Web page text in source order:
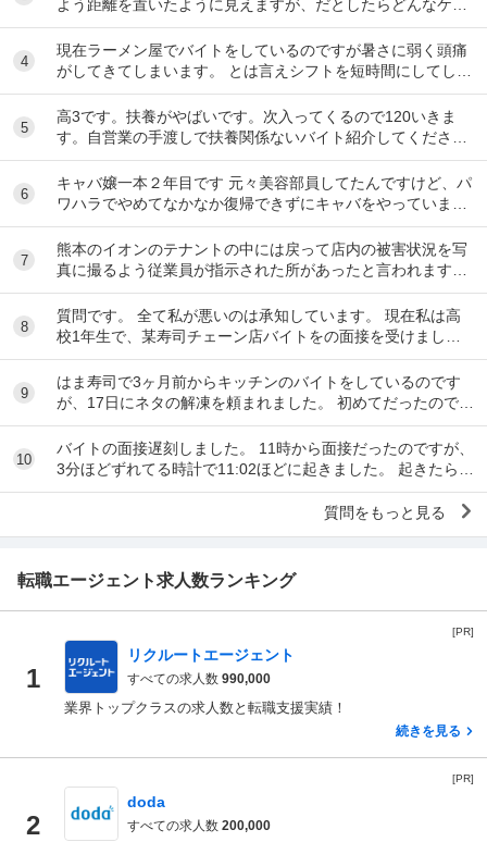
よう距離を置いたように見えますが、だとしたらどんなケー
スが考えられますか？ ①大恩人を一人で養わな...
4
現在ラーメン屋でバイトをしているのですが暑さに弱く頭痛
がしてきてしまいます。 とは言えシフトを短時間にしてしま
うとあまり稼げないのでバイトを変えたいと思っ...
5
高3です。扶養がやばいです。次入ってくるので120いきま
す。自営業の手渡しで扶養関係ないバイト紹介してくださ
い。大阪市です
6
キャバ嬢一本２年目です 元々美容部員してたんですけど、パ
ワハラでやめてなかなか復帰できずにキャバをやっています
昼間の仕事復帰したいのですが、またパワハラ...
7
熊本のイオンのテナントの中には戻って店内の被害状況を写
真に撮るよう従業員が指示された所があったと言われます。
事実ですか。テナント名は分かりますか。
8
質問です。 全て私が悪いのは承知しています。 現在私は高
校1年生で、某寿司チェーン店バイトをの面接を受けまし
た。面接をし、その場で採用をもらいました。そし...
9
はま寿司で3ヶ月前からキッチンのバイトをしているのです
が、17日にネタの解凍を頼まれました。 初めてだったのです
が、ネタを出し冷蔵庫にいれてる時に、こんな...
10
バイトの面接遅刻しました。 11時から面接だったのですが、
3分ほどずれてる時計で11:02ほどに起きました。 起きたらス
マホの充電が切れていて、とりあえ...
質問をもっと見る
転職エージェント求人数ランキング
[PR]
1
リクルートエージェント
すべての求人数 990,000
業界トップクラスの求人数と転職支援実績！
続きを見る
[PR]
2
doda
すべての求人数 200,000